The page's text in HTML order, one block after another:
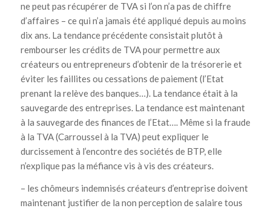
ne peut pas récupérer de TVA si l’on n’a pas de chiffre
d’affaires – ce qui n’a jamais été appliqué depuis au moins
dix ans. La tendance précédente consistait plutôt à
rembourser les crédits de TVA pour permettre aux
créateurs ou entrepreneurs d’obtenir de la trésorerie et
éviter les faillites ou cessations de paiement (l’Etat
prenant la relève des banques…). La tendance était à la
sauvegarde des entreprises. La tendance est maintenant
à la sauvegarde des finances de l’Etat…. Même si la fraude
à la TVA (Carroussel à la TVA) peut expliquer le
durcissement à l’encontre des sociétés de BTP, elle
n’explique pas la méfiance vis à vis des créateurs.
– les chômeurs indemnisés créateurs d’entreprise doivent
maintenant justifier de la non perception de salaire tous